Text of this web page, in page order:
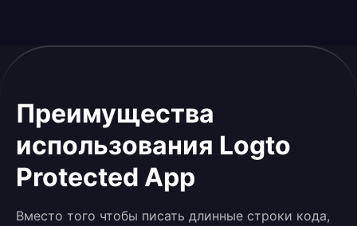
Преимущества
использования Logto
Protected App
Вместо того чтобы писать длинные строки кода,